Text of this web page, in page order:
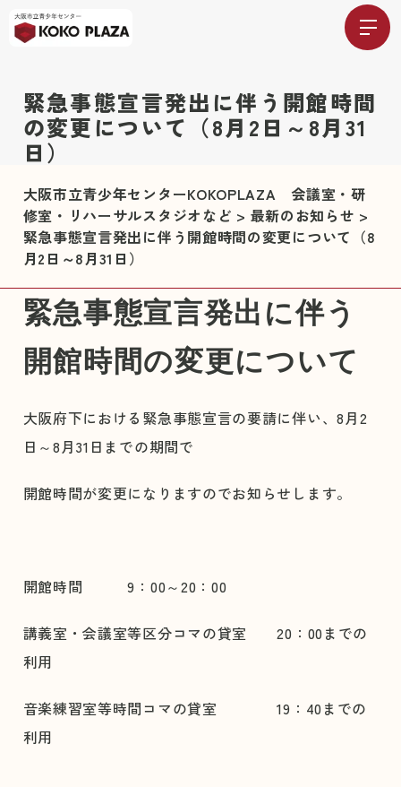
緊急事態宣言発出に伴う開館時間
の変更について（8月2日～8月31
日）
大阪市立青少年センターKOKOPLAZA 会議室・研
修室・リハーサルスタジオなど > 最新のお知らせ >
緊急事態宣言発出に伴う開館時間の変更について（8
月2日～8月31日）
緊急事態宣言発出に伴う
開館時間の変更について
大阪府下における緊急事態宣言の要請に伴い、8月2
日～8月31日までの期間で
開館時間が変更になりますのでお知らせします。
開館時間 9：00～20：00
講義室・会議室等区分コマの貸室 20：00までの
利用
音楽練習室等時間コマの貸室 19：40までの
利用